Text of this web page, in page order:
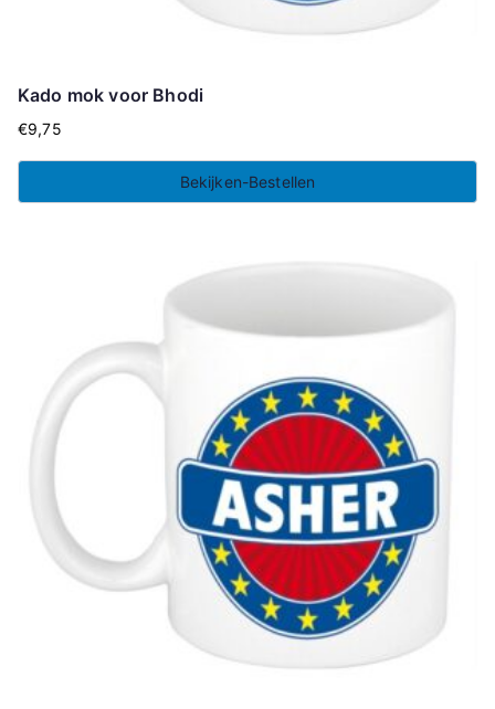
Kado mok voor Bhodi
€9,75
Bekijken-Bestellen